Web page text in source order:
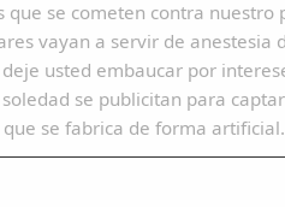
se cometen contra
vayan a servir de anestesia
usted embaucar por
se publicitan para
se fabrica de forma